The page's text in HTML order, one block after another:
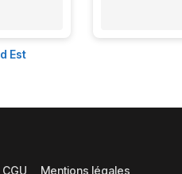
Est
CGU Mentions légales